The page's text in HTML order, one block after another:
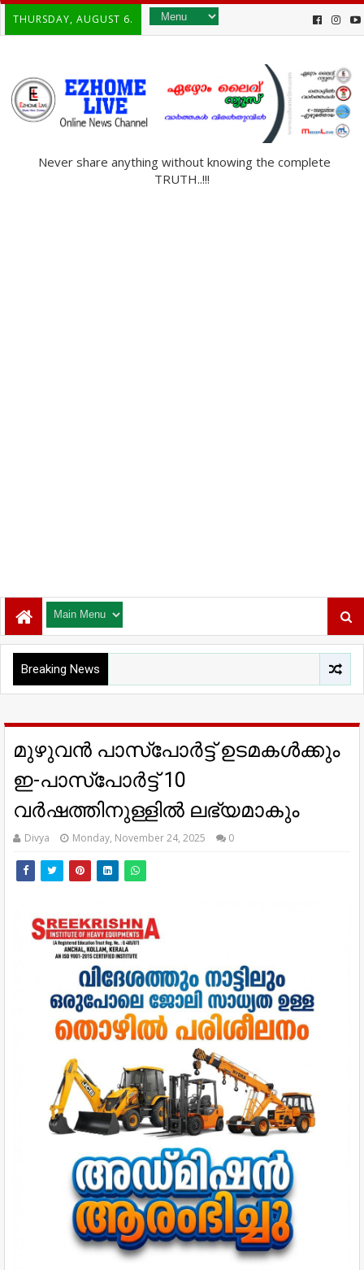
THURSDAY, AUGUST 6.
Never share anything without knowing the complete
TRUTH..!!!
Breaking News
മുഴുവൻ പാസ്പോർട്ട് ഉടമകൾക്കും
ഇ-പാസ്പോർട്ട് 10
വർഷത്തിനുള്ളിൽ ലഭ്യമാകും
Divya Monday, November 24, 2025 0